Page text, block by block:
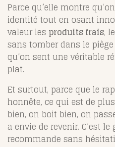
Parce qu’elle montre
identité tout en osant
valeur les produits frais,
sans tomber dans le
qu’on sent une véritable
plat.
Et surtout, parce que le
honnête, ce qui est de
bien, on boit bien, on
a envie de revenir. C’est le
recommande sans